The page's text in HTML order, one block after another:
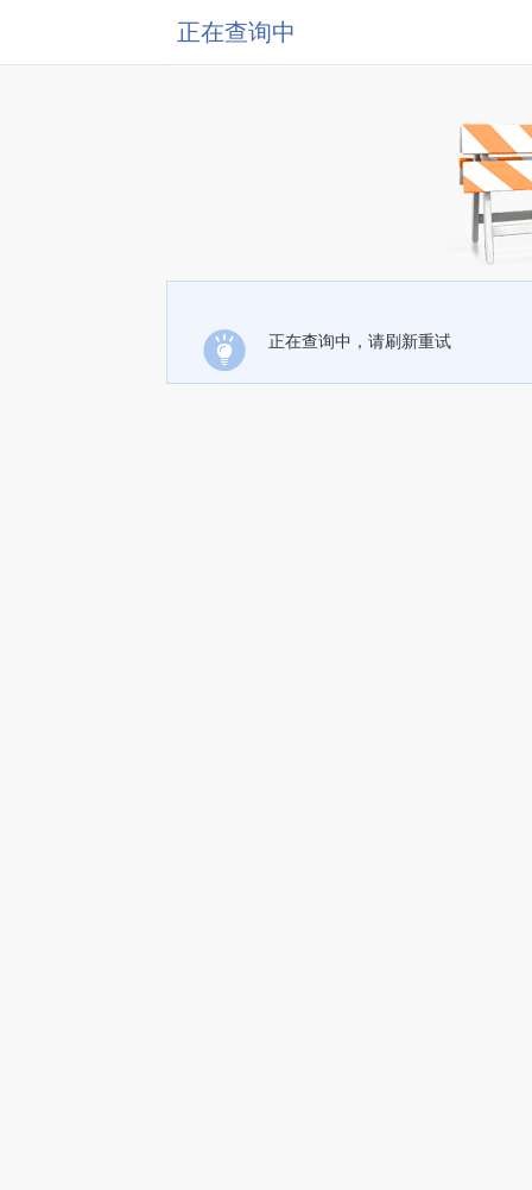
正在查询中
正在查询中，请刷新重试